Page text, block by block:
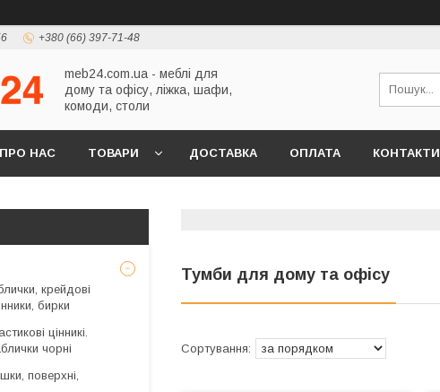
+380 (66) 397-71-48
meb24.com.ua - меблі для
дому та офісу, ліжка, шафи,
комоди, столи
ПРО НАС ТОВАРИ ДОСТАВКА ОПЛАТА КОНТАКТИ
Тумби для дому та офісу
крейдові
бирки
цінникі.
чорні
поверхні,